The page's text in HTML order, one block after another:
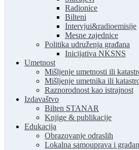
Radionice
Bilteni
Intervjui&radioemisije
Mesne zajednice
Politika udruženja građana
Inicijativa NKSNS
Umetnost
Mišljenje umetnosti ili
Mišljenje umetnika ili
Raznorodnost kao istrajnost
Izdavaštvo
Bilten STANAR
Knjige & publikacije
Edukacija
Obrazovanje odraslih
Lokalna samouprava i